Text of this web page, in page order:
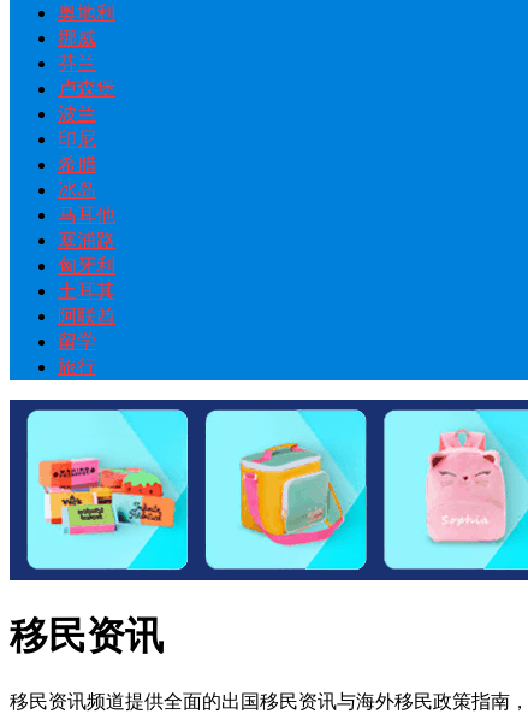
奥地利
挪威
芬兰
卢森堡
波兰
印尼
希腊
冰岛
马耳他
塞浦路
匈牙利
土耳其
阿联酋
留学
旅行
移民资讯
移民资讯频道提供全面的出国移民资讯与海外移民政策指南